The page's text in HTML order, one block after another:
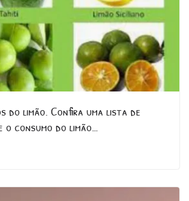
do limão. Confira uma lista de
o consumo do limão…